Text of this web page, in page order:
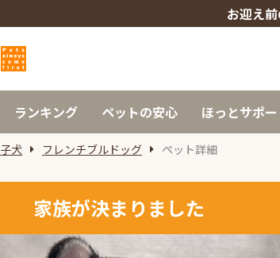
お迎え
ランキング ペットの安心 ほっとサポー
子犬 フレンチブルドッグ ペット詳細
家族が決まりました